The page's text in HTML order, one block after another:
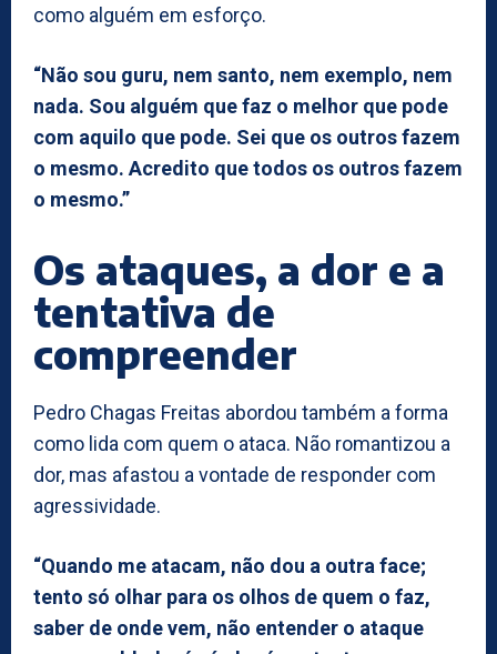
como alguém em esforço.
“Não sou guru, nem santo, nem exemplo, nem
nada. Sou alguém que faz o melhor que pode
com aquilo que pode. Sei que os outros fazem
o mesmo. Acredito que todos os outros fazem
o mesmo.”
Os ataques, a dor e a
tentativa de
compreender
Pedro Chagas Freitas abordou também a forma
como lida com quem o ataca. Não romantizou a
dor, mas afastou a vontade de responder com
agressividade.
“Quando me atacam, não dou a outra face;
tento só olhar para os olhos de quem o faz,
saber de onde vem, não entender o ataque